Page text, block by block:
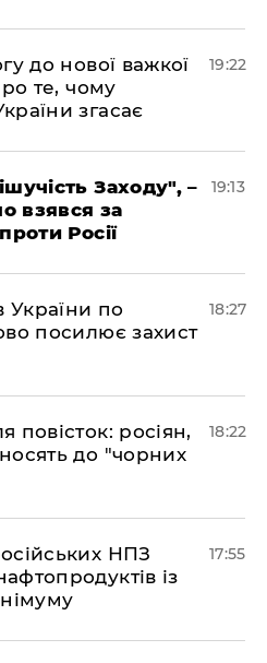
до нової важкої
те, чому
згасає
19:22
Заходу", –
взявся за
Росії
19:13
України по
посилює захист
18:27
повісток: росіян,
до "чорних
18:22
НПЗ
із
17:55